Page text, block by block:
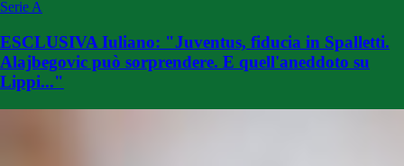
Serie A
ESCLUSIVA Iuliano: "Juventus, fiducia in Spalletti.
Alajbegovic può sorprendere. E quell'aneddoto su
Lippi..."